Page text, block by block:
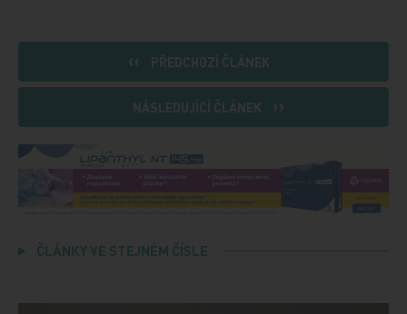
PŘEDCHOZÍ ČLÁNEK
NÁSLEDUJÍCÍ ČLÁNEK
ČLÁNKY VE STEJNÉM ČÍSLE